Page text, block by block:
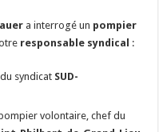
a interrogé un pompier
responsable syndical :
syndicat SUD-
volontaire, chef du